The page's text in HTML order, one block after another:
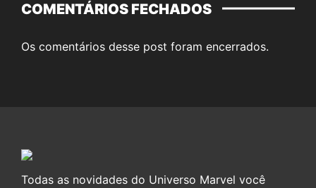
COMENTÁRIOS FECHADOS
Os comentários desse post foram encerrados.
Todas as novidades do Universo Marvel você